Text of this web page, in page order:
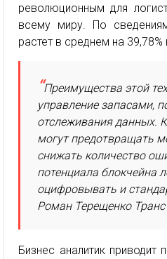
революционным для
всему миру. По
растет в среднем на 39,78%
Преимущества этой
управление запасами,
отслеживания данных.
могут предотвращать
снижать количество
потенциала блокчейна
оцифровывать и
Роман Терещенко Транс
Бизнес аналитик